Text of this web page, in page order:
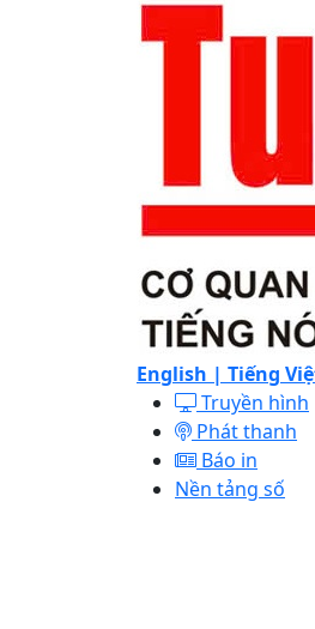
English | Tiếng
Truyền hình
Phát thanh
Báo in
Nền tảng số